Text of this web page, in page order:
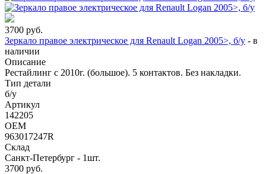
3700 руб.
Зеркало правое электрическое для Renault Logan 2005>, б/у - в
наличии
Описание
Рестайлинг с 2010г. (большое). 5 контактов. Без накладки.
Тип детали
б/у
Артикул
142205
OEM
963017247R
Склад
Санкт-Петербург - 1шт.
3700 руб.